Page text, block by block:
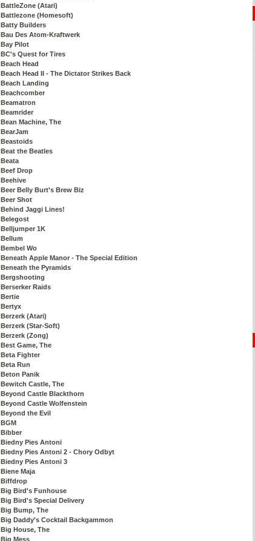
BattleZone (Atari)
Battlezone (Homesoft)
Batty Builders
Bau Des Atom-Kraftwerk
Bay Pilot
BC's Quest for Tires
Beach Head
Beach Head II - The Dictator Strikes Back
Beach Landing
Beachcomber
Beamatron
Beamrider
Bean Machine, The
BearJam
Beastoids
Beat the Beatles
Beata
Beef Drop
Beehive
Beer Belly Burt's Brew Biz
Beer Shot
Behind Jaggi Lines!
Belegost
Belljumper 1K
Bellum
Bembel Wo
Beneath Apple Manor - The Special Edition
Beneath the Pyramids
Bergshooting
Berserker Raids
Bertie
Bertyx
Berzerk (Atari)
Berzerk (Star-Soft)
Berzerk (Zong)
Best Game, The
Beta Fighter
Beta Run
Beton Panik
Bewitch Castle, The
Beyond Castle Blackthorn
Beyond Castle Wolfenstein
Beyond the Evil
BGM
Bibber
Biedny Pies Antoni
Biedny Pies Antoni 2 - Chory Odbyt
Biedny Pies Antoni 3
Biene Maja
Biffdrop
Big Bird's Funhouse
Big Bird's Special Delivery
Big Bump, The
Big Daddy's Cocktail Backgammon
Big House, The
Big Mess